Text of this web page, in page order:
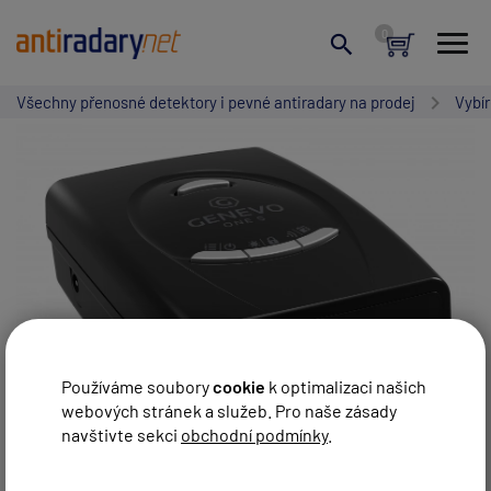
Používáme souborycookie k optimalizaci našich
webových stránek a služeb. Pro naše zásady
navštivte sekci obchodní podmínky.
Všechny přenosné detektory i pevné antiradary na prodej